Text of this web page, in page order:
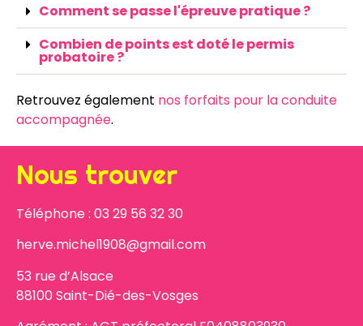
Comment se passe l'épreuve pratique ?
Combien de points est doté le permis
probatoire ?
Retrouvez également nos forfaits pour la conduite
accompagnée.
Nous trouver
Téléphone : 03 29 56 32 30
herve.michel1908@gmail.com
53 rue d’Alsace
88100 Saint-Dié-des-Vosges